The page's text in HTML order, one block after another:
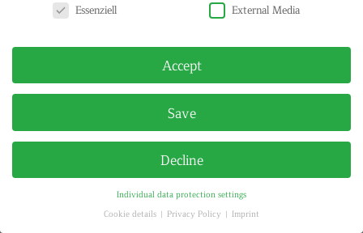
Essenziell
External Media
Accept
Save
Decline
Individual data protection settings
Cookie details
Privacy Policy Imprint